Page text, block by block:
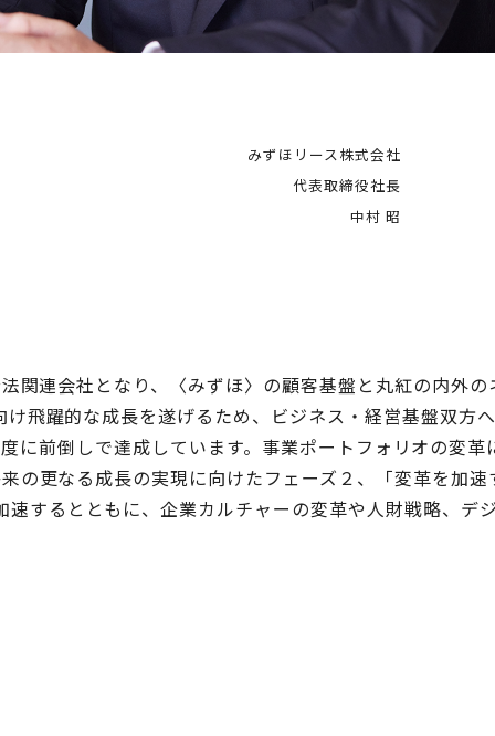
みずほリース株式会社
代表取締役社長
中村 昭
連会社となり、〈みずほ〉の顧客基盤と丸紅の内外
躍的な成長を遂げるため、ビジネス・経営基盤双
倒しで達成しています。事業ポートフォリオの
更なる成長の実現に向けたフェーズ２、「変革を加
るとともに、企業カルチャーの変革や人財戦略、